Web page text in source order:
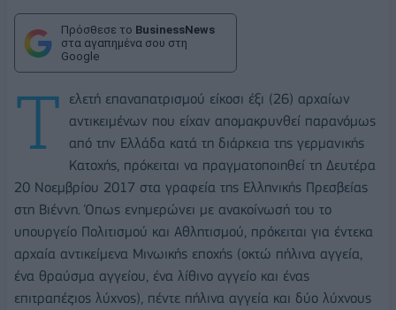
Πρόσθεσε το BusinessNews
στα αγαπημένα σου στη
Google
Τ
ελετή επαναπατρισμού είκοσι έξι (26) αρχαίων
αντικειμένων που είχαν απομακρυνθεί παρανόμως
από την Ελλάδα κατά τη διάρκεια της γερμανικής
Κατοχής, πρόκειται να πραγματοποιηθεί τη Δευτέρα
20 Νοεμβρίου 2017 στα γραφεία της Ελληνικής Πρεσβείας
στη Βιέννη. Όπως ενημερώνει με ανακοίνωσή του το
υπουργείο Πολιτισμού και Αθλητισμού, πρόκειται για έντεκα
αρχαία αντικείμενα Μινωικής εποχής (οκτώ πήλινα αγγεία,
ένα θραύσμα αγγείου, ένα λίθινο αγγείο και ένας
επιτραπέζιος λύχνος), πέντε πήλινα αγγεία και δύο λύχνους